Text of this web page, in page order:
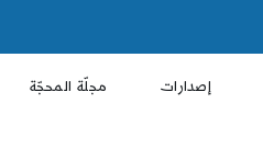
إصدارات مجلّة المحجّة